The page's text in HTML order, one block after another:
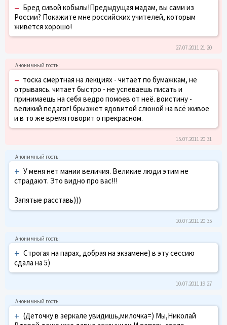
– Бред сивой кобылы!Предыдущая мадам, вы сами из
России? Покажите мне российских учителей, которым
живётся хорошо!
27.07.2011 21:20
– тоска смертная на лекциях - читает по бумажкам, не
отрываясь. читает быстро - не успеваешь писать и
принимаешь на себя ведро помоев от неё. воистину -
великий педагог! брызжет ядовитой слюной на всё живое
и в то же время говорит о прекрасном.
15.07.2011 20:31
+ У меня нет мании величия. Великие люди этим не
страдают. Это видно про вас!!!
Запятые расставь)))
10.07.2011 20:35
+ Строгая на парах, добрая на экзамене) в эту сессию
сдала на 5)
10.07.2011 19:27
+ (Деточку в зеркале увидишь,милочка=) Мы,Николай